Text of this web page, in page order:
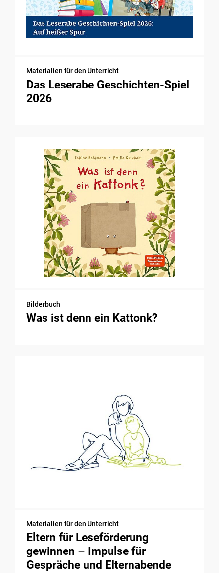
Materialien für den Unterricht
Das Leserabe Geschichten-Spiel
2026
Bilderbuch
Was ist denn ein Kattonk?
Materialien für den Unterricht
Eltern für Leseförderung
gewinnen – Impulse für
Gespräche und Elternabende